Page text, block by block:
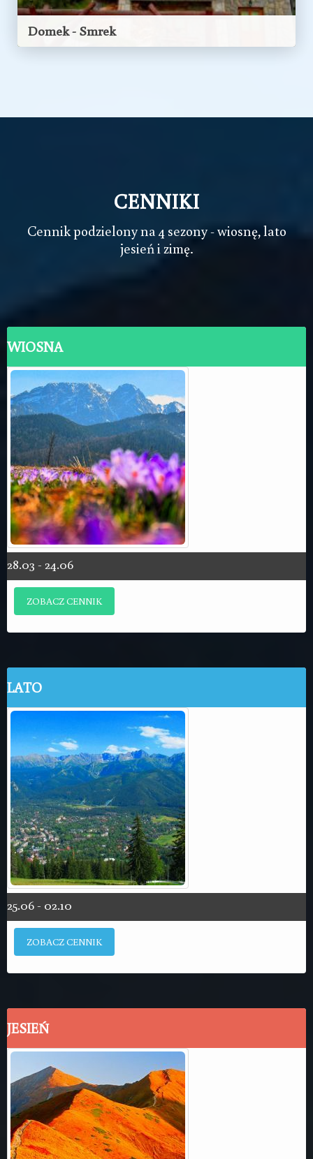
Domek - Smrek
SIERPNIA
ZOBACZ OBIEKTCENNIKI
Cennik podzielony na 4 sezony - wiosnę, lato
jesień i zimę.
WIOSNA
28.03 - 24.06
ZOBACZ CENNIK
LATO
25.06 - 02.10
ZOBACZ CENNIK
JESIEŃ